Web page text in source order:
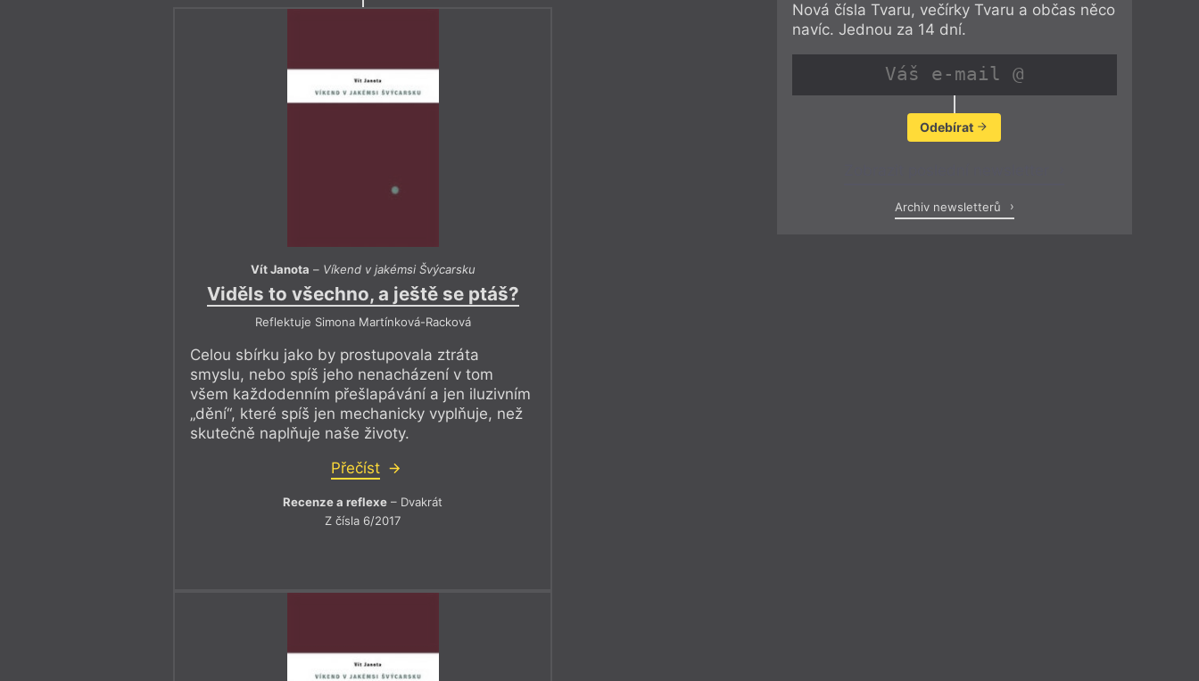
Vít Janota – Víkend v jakémsi Švýcarsku
Viděls to všechno, a ještě se ptáš?
Reflektuje Simona Martínková-Racková
Celou sbírku jako by prostupovala ztráta
smyslu, nebo spíš jeho nenacházení v tom
všem každodenním přešlapávání a jen iluzivním
„dění“, které spíš jen mechanicky vyplňuje, než
skutečně naplňuje naše životy.
Přečíst
Recenze a reflexe – Dvakrát
Z čísla 6/2017
Nová čísla Tvaru, večírky Tvaru a občas něco
navíc. Jednou za 14 dní.
Odebírat
Archiv newsletterů